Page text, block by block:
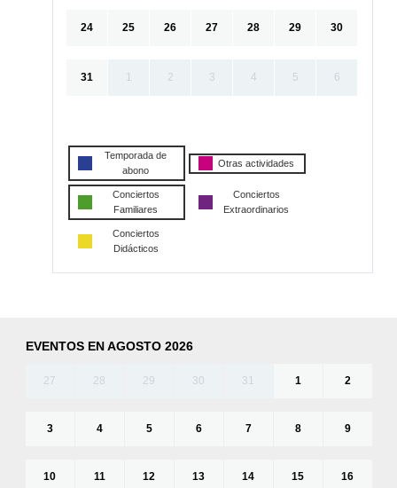
24 25 26 27 28 29 30
31 1 2 3 4 5 6
Temporada de
abono
Otras actividades
Conciertos
Familiares
Conciertos
Extraordinarios
Conciertos
Didácticos
EVENTOS EN AGOSTO 2026
27 28 29 30 31 1 2
3 4 5 6 7 8 9
10 11 12 13 14 15 16